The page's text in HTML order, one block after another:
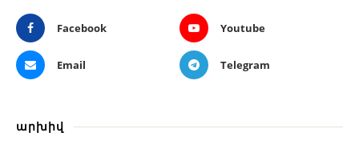
Facebook Youtube
Email Telegram
արխիվ